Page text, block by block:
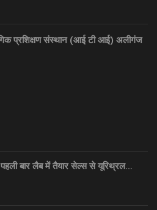
प्रशिक्षण संस्थान (आई टी आई) अलीगंज
बार लैब में तैयार सेल्स से यूरिथ्रल…